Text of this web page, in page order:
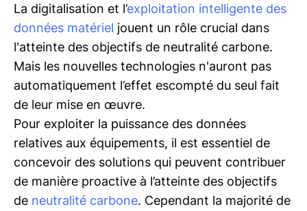
La digitalisation et l’exploitation intelligente des
données matériel jouent un rôle crucial dans
l'atteinte des objectifs de neutralité carbone.
Mais les nouvelles technologies n'auront pas
automatiquement l’effet escompté du seul fait
de leur mise en œuvre.
Pour exploiter la puissance des données
relatives aux équipements, il est essentiel de
concevoir des solutions qui peuvent contribuer
de manière proactive à l’atteinte des objectifs
de neutralité carbone. Cependant la majorité de